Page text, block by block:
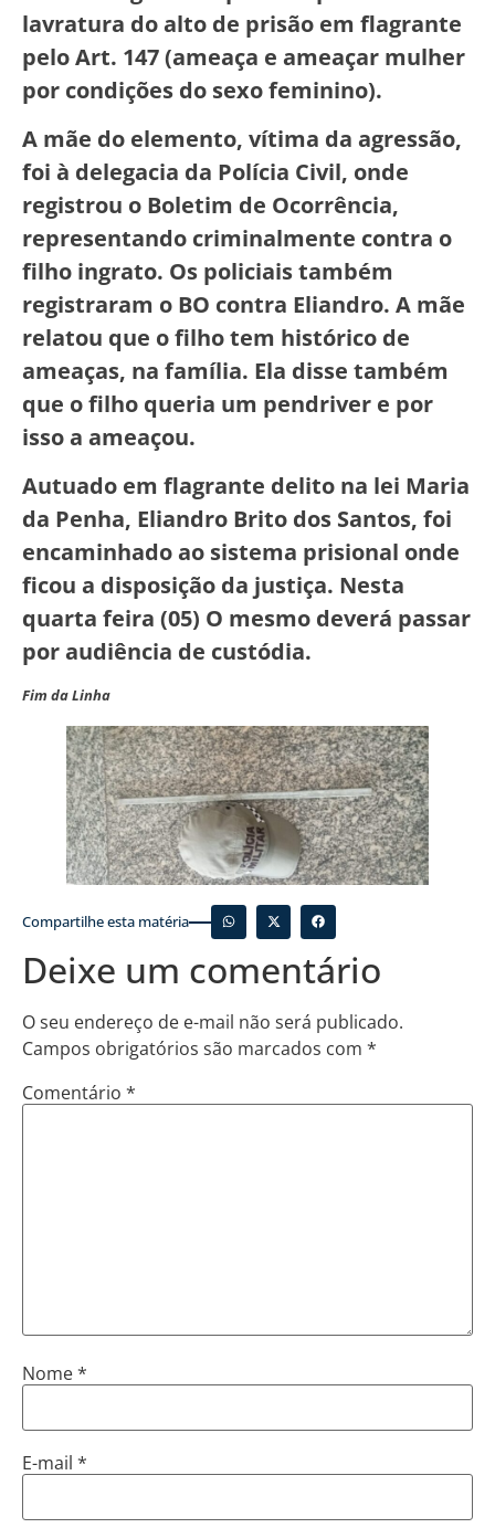
lavratura do alto de prisão em flagrante
pelo Art. 147 (ameaça e ameaçar mulher
por condições do sexo feminino).
A mãe do elemento, vítima da agressão,
foi à delegacia da Polícia Civil, onde
registrou o Boletim de Ocorrência,
representando criminalmente contra o
filho ingrato. Os policiais também
registraram o BO contra Eliandro. A mãe
relatou que o filho tem histórico de
ameaças, na família. Ela disse também
que o filho queria um pendriver e por
isso a ameaçou.
Autuado em flagrante delito na lei Maria
da Penha, Eliandro Brito dos Santos, foi
encaminhado ao sistema prisional onde
ficou a disposição da justiça. Nesta
quarta feira (05) O mesmo deverá passar
por audiência de custódia.
Fim da Linha
Compartilhe esta matéria
Deixe um comentário
O seu endereço de e-mail não será publicado.
Campos obrigatórios são marcados com *
Comentário *
Nome*
E-mail *